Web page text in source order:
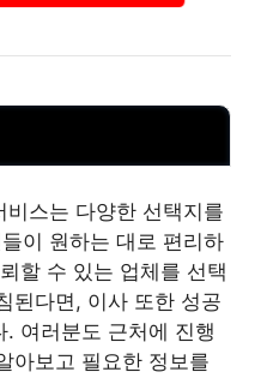
스는 다양한 선택지를
이 원하는 대로 편리하
할 수 있는 업체를 선택
된다면, 이사 또한 성공
여러분도 근처에 진행
아보고 필요한 정보를